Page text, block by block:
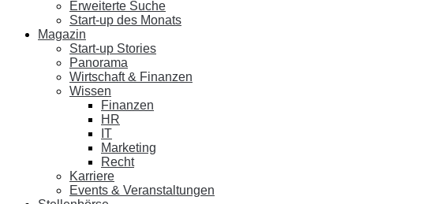
Erweiterte Suche
Start-up des Monats
Magazin
Start-up Stories
Panorama
Wirtschaft & Finanzen
Wissen
Finanzen
HR
IT
Marketing
Recht
Karriere
Events & Veranstaltungen